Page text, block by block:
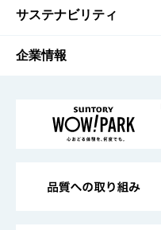
商品発売情報
栄養成分一覧
キャンペーン
工場見学
地域情報
文化・スポーツTOP
サントリーホール
サントリーサンバーズ
サステナビリティ
サステナビリティTOP
サントリーが考える
企業情報
企業概要